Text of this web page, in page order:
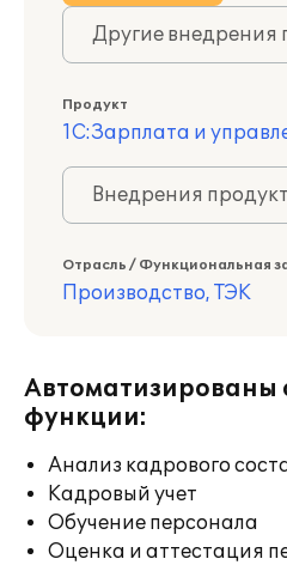
Другие внедрения
Продукт
1С:Зарплата и
Внедрения
Отрасль / Функциональная
Производство, ТЭК
Автоматизированы
функции:
Анализ кадрового
Кадровый учет
Обучение персонала
Оценка и аттестация